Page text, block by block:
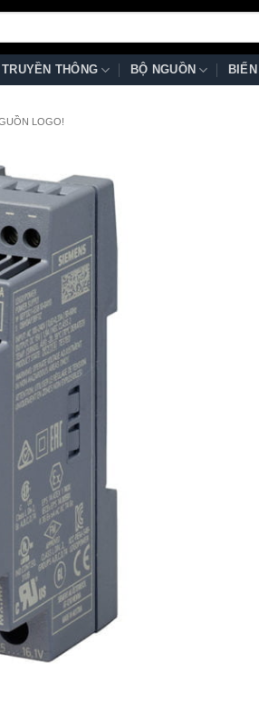
TRUYỀN THÔNG BỘ NGUỒN
LOGO!